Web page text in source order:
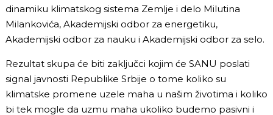
dinamiku klimatskog sistema Zemlje i delo Milutina
Milankovića, Akademijski odbor za energetiku,
Akademijski odbor za nauku i Akademijski odbor za selo.
Rezultat skupa će biti zaključci kojim će SANU poslati
signal javnosti Republike Srbije o tome koliko su
klimatske promene uzele maha u našim životima i koliko
bi tek mogle da uzmu maha ukoliko budemo pasivni i